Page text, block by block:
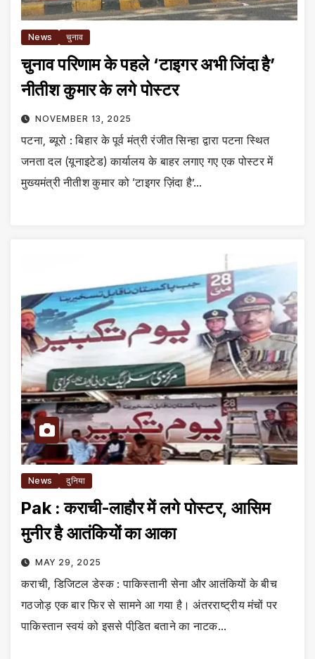
News चुनाव
चुनाव परिणाम के पहले ‘टाइगर अभी जिंदा है’
नीतीश कुमार के लगे पोस्टर
NOVEMBER 13, 2025
पटना, ब्यूरो : बिहार के पूर्व मंत्री रंजीत सिन्हा द्वारा पटना स्थित
जनता दल (यूनाइटेड) कार्यालय के बाहर लगाए गए एक पोस्टर में
मुख्यमंत्री नीतीश कुमार को ‘टाइगर ज़िंदा है’…
News दुनिया
Pak : कराची-लाहौर में लगे पोस्टर, आसिम
मुनीर है आतंकियों का आका
MAY 29, 2025
कराची, डिजिटल डेस्क : पाकिस्तानी सेना और आतंकियों के बीच
गठजोड़ एक बार फिर से सामने आ गया है। अंतरराष्ट्रीय मंचों पर
पाकिस्तान स्वयं को इससे पीडि़त बताने का नाटक…